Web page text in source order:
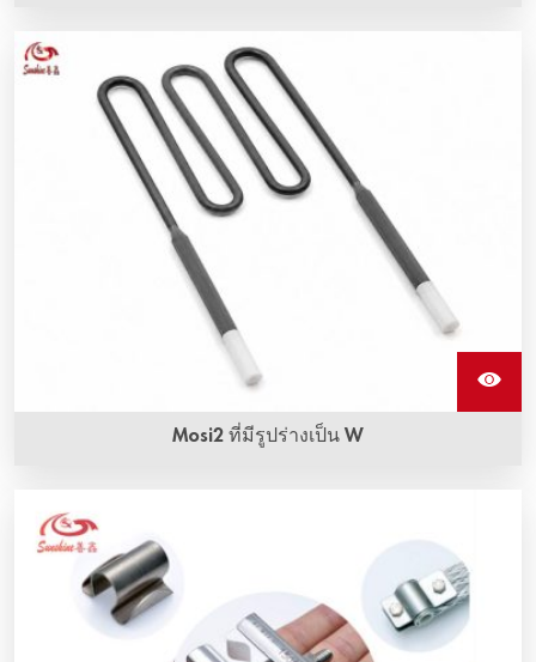
Mosi2 ที่มีรูปร่างเป็น W
ร้อนโมลิบดีนไดซิไลไซด์ (Mosi2) ที่เรียกว่า W shape สามารถ
ทนต่อการออกซิเดชันที่อุณหภูมิสูงมาก